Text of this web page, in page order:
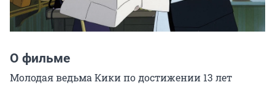
О фильме
Молодая ведьма Кики по достижении 13 лет